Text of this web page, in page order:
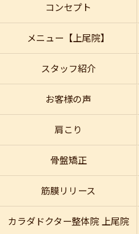
コンセプト
メニュー【上尾院】
スタッフ紹介
お客様の声
肩こり
骨盤矯正
筋膜リリース
カラダドクター整体院 上尾院